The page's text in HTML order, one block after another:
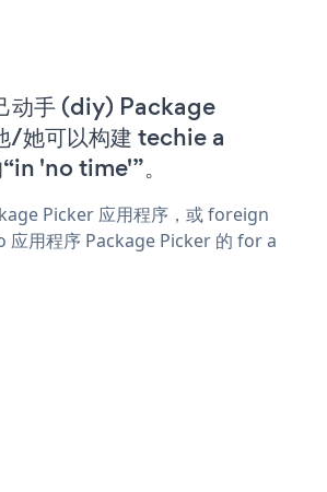
动手 (diy) Package
/她可以构建 techie a
'no time'”。
Picker 应用程序，或 foreign
用程序 Package Picker 的 for a